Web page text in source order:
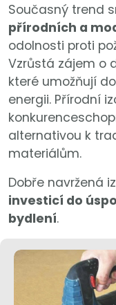
Současný trend
přírodních a
odolnosti proti
Vzrůstá zájem o
které umožňují
energii. Přírodní
alternativou k
materiálům.
Dobře navržená
investicí do
bydlení.